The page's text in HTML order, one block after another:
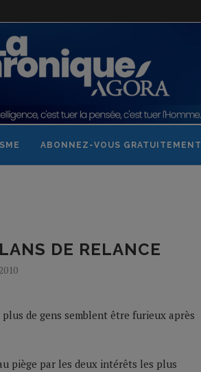
ABONNEZ-VOUS GRATUITEMENT
DE RELANCE
de gens semblent être furieux après
piège par les deux intérêts les plus